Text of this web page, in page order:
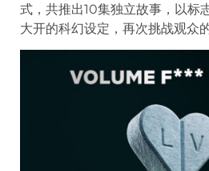
式，共推出10集独立故事，以标
大开的科幻设定，再次挑战观众